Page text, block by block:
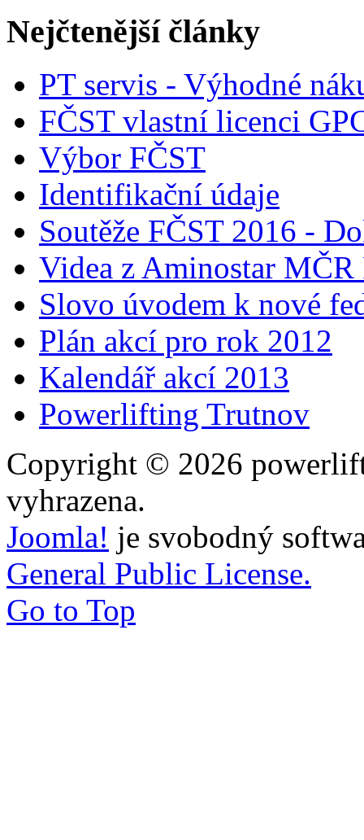
Nejčtenější články
PT servis - Výhodné
FČST vlastní licenci
Výbor FČST
Identifikační údaje
Soutěže FČST 2016 -
Videa z Aminostar MČR
Slovo úvodem k nové
Plán akcí pro rok 2012
Kalendář akcí 2013
Powerlifting Trutnov
Copyright © 2026
vyhrazena.
Joomla! je svobodný
General Public License.
Go to Top